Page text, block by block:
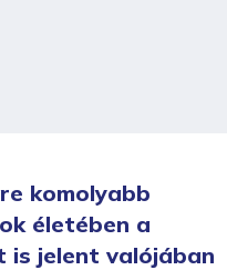
komolyabb
életében a
is jelent valójában